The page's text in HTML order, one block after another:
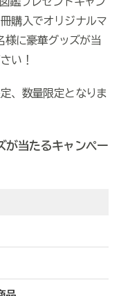
購入でオリジナルマ
様に豪華グッズが当
い！
、数量限定となりま
が当たるキャンペー